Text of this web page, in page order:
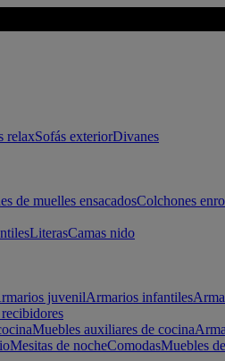
relaxSofás exteriorDivanes
de muelles ensacadosColchones
LiterasCamas nido
juvenilArmarios infantiles
Muebles auxiliares de cocina
Mesitas de nocheComodasMuebles